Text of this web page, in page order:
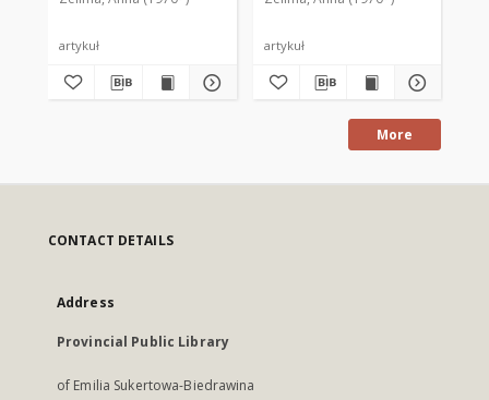
artykuł artykuł
More
CONTACT DETAILS
Address
Provincial Public Library
of Emilia Sukertowa-Biedrawina